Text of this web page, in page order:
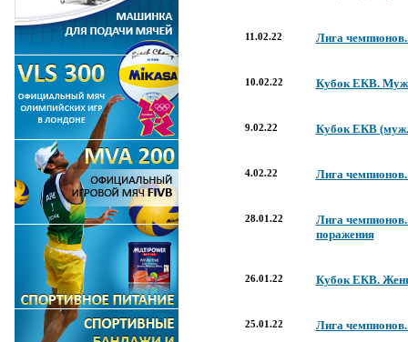
11.02.22 Лига
10.02.22 Кубок ЕКВ.
9.02.22 Кубок ЕКВ
4.02.22 Лига
28.01.22
Лига
поражения
26.01.22 Кубок ЕКВ.
25.01.22 Лига